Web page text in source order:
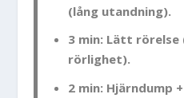
(lång utandning).
3 min: Lätt rörelse
rörlighet).
2 min: Hjärndump